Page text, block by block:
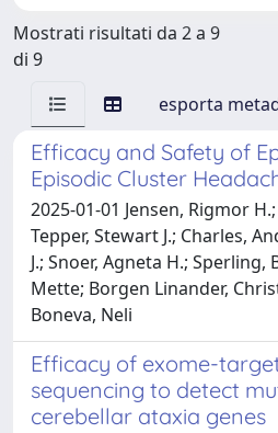
Mostrati risultati da 2 a 9
di 9
esporta
Efficacy and Safety of
Episodic Cluster
2025-01-01 Jensen, Rigmor
Tepper, Stewart J.; Charles,
J.; Snoer, Agneta H.; Sperling,
Mette; Borgen Linander,
Boneva, Neli
Efficacy of exome-
sequencing to detect
cerebellar ataxia genes